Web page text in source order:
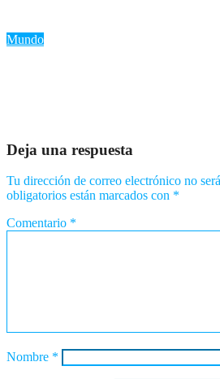
Mundo
Deja una respuesta
Tu dirección de correo electrónico no
obligatorios están marcados con *
Comentario *
Nombre *